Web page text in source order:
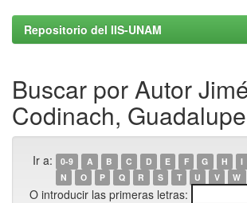
Repositorio del IIS-UNAM
Buscar por Autor
Codinach, Guadalupe
Ir a: 0-9 A B C D E F G H I
N
O P Q R S T U V W
O introducir las primeras letras: